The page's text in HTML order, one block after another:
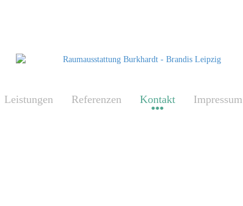
Leistungen Referenzen Kontakt Impressum